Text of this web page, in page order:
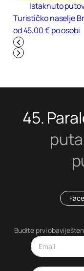
Istaknuto
Turističko naselje
od 45,00 € po osobi
45.
Budite prvi